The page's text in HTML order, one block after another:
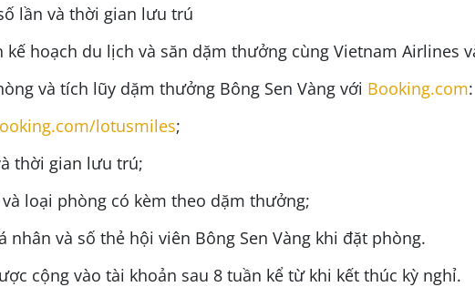
lần và thời gian lưu trú
kế hoạch du lịch và săn dặm thưởng cùng Vietnam Airlines
và tích lũy dặm thưởng Bông Sen Vàng với Booking.com:
lotusmiles;
thời gian lưu trú;
và loại phòng có kèm theo dặm thưởng;
nhân và số thẻ hội viên Bông Sen Vàng khi đặt phòng.
cộng vào tài khoản sau 8 tuần kể từ khi kết thúc kỳ nghỉ.